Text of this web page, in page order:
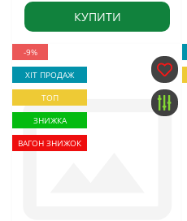
КУПИТИ
-9%
ХІТ ПРОДАЖ
ТОП
ЗНИЖКА
ВАГОН ЗНИЖОК